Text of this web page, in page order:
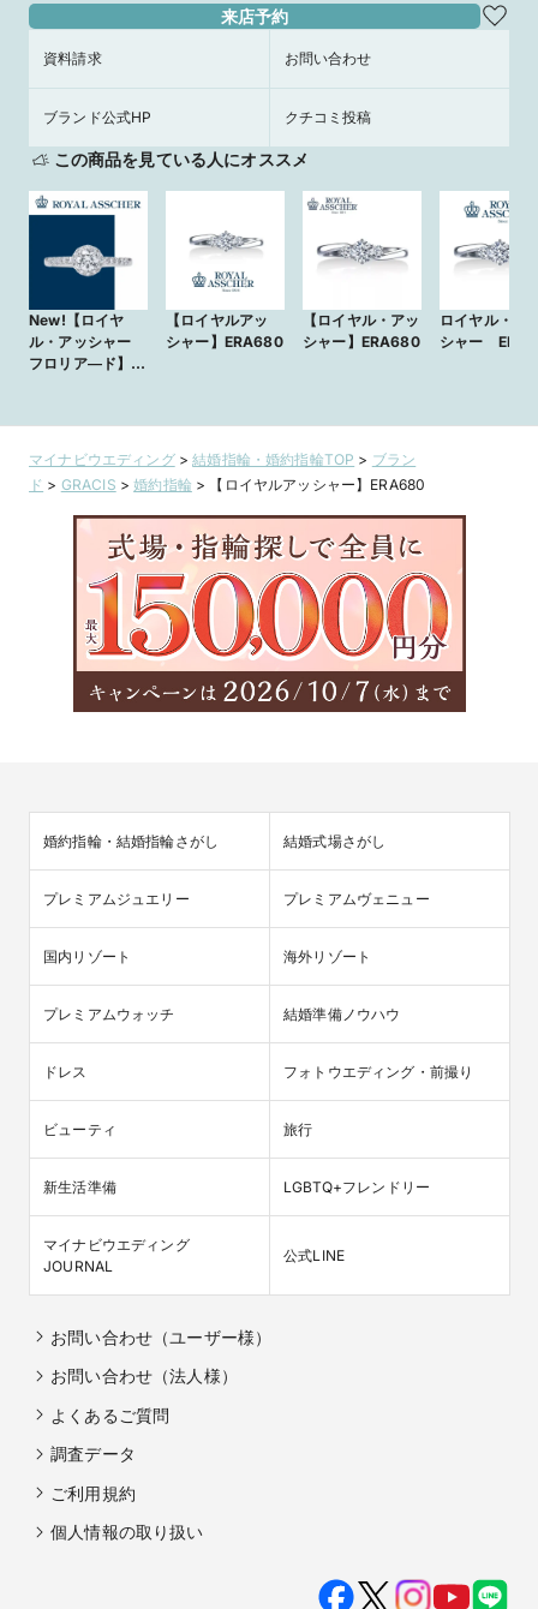
来店予約
資料請求 お問い合わせ
ブランド公式HP クチコミ投稿
この商品を見ている人にオススメ
New!【ロイヤ
ル・アッシャー
フロリア―ド】
【ロイヤルアッ
シャー】ERA680
【ロイヤル・アッ
シャー】ERA680
ロイヤル・ア
シャー
マイナビウエディング>結婚指輪・婚約指輪TOP > ブラン
ド > GRACIS >婚約指輪 > 【ロイヤルアッシャー】ERA680
婚約指輪・結婚指輪さがし 結婚式場さがし
プレミアムジュエリー プレミアムヴェニュー
国内リゾート 海外リゾート
プレミアムウォッチ 結婚準備ノウハウ
ドレス フォトウエディング・前撮り
ビューティ 旅行
新生活準備 LGBTQ+フレンドリー
マイナビウエディング
JOURNAL
公式LINE
お問い合わせ（ユーザー様）
お問い合わせ（法人様）
よくあるご質問
調査データ
ご利用規約
個人情報の取り扱い